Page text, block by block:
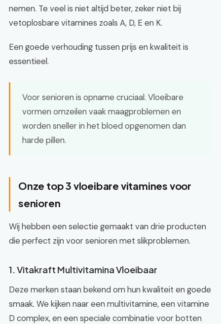
nemen. Te veel is niet altijd beter, zeker niet bij
vetoplosbare vitamines zoals A, D, E en K.
Een goede verhouding tussen prijs en kwaliteit is
essentieel.
Voor senioren is opname cruciaal. Vloeibare
vormen omzeilen vaak maagproblemen en
worden sneller in het bloed opgenomen dan
harde pillen.
Onze top 3 vloeibare vitamines voor
senioren
Wij hebben een selectie gemaakt van drie producten
die perfect zijn voor senioren met slikproblemen.
1. Vitakraft Multivitamina Vloeibaar
Deze merken staan bekend om hun kwaliteit en goede
smaak. We kijken naar een multivitamine, een vitamine
D complex, en een speciale combinatie voor botten